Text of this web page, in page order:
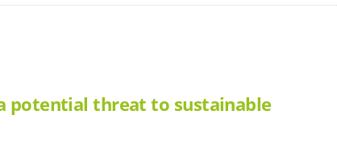
potential threat to sustainable